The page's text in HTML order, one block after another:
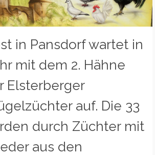
in Pansdorf wartet in
mit dem 2. Hähne
Elsterberger
auf. Die 33
durch Züchter mit
aus den